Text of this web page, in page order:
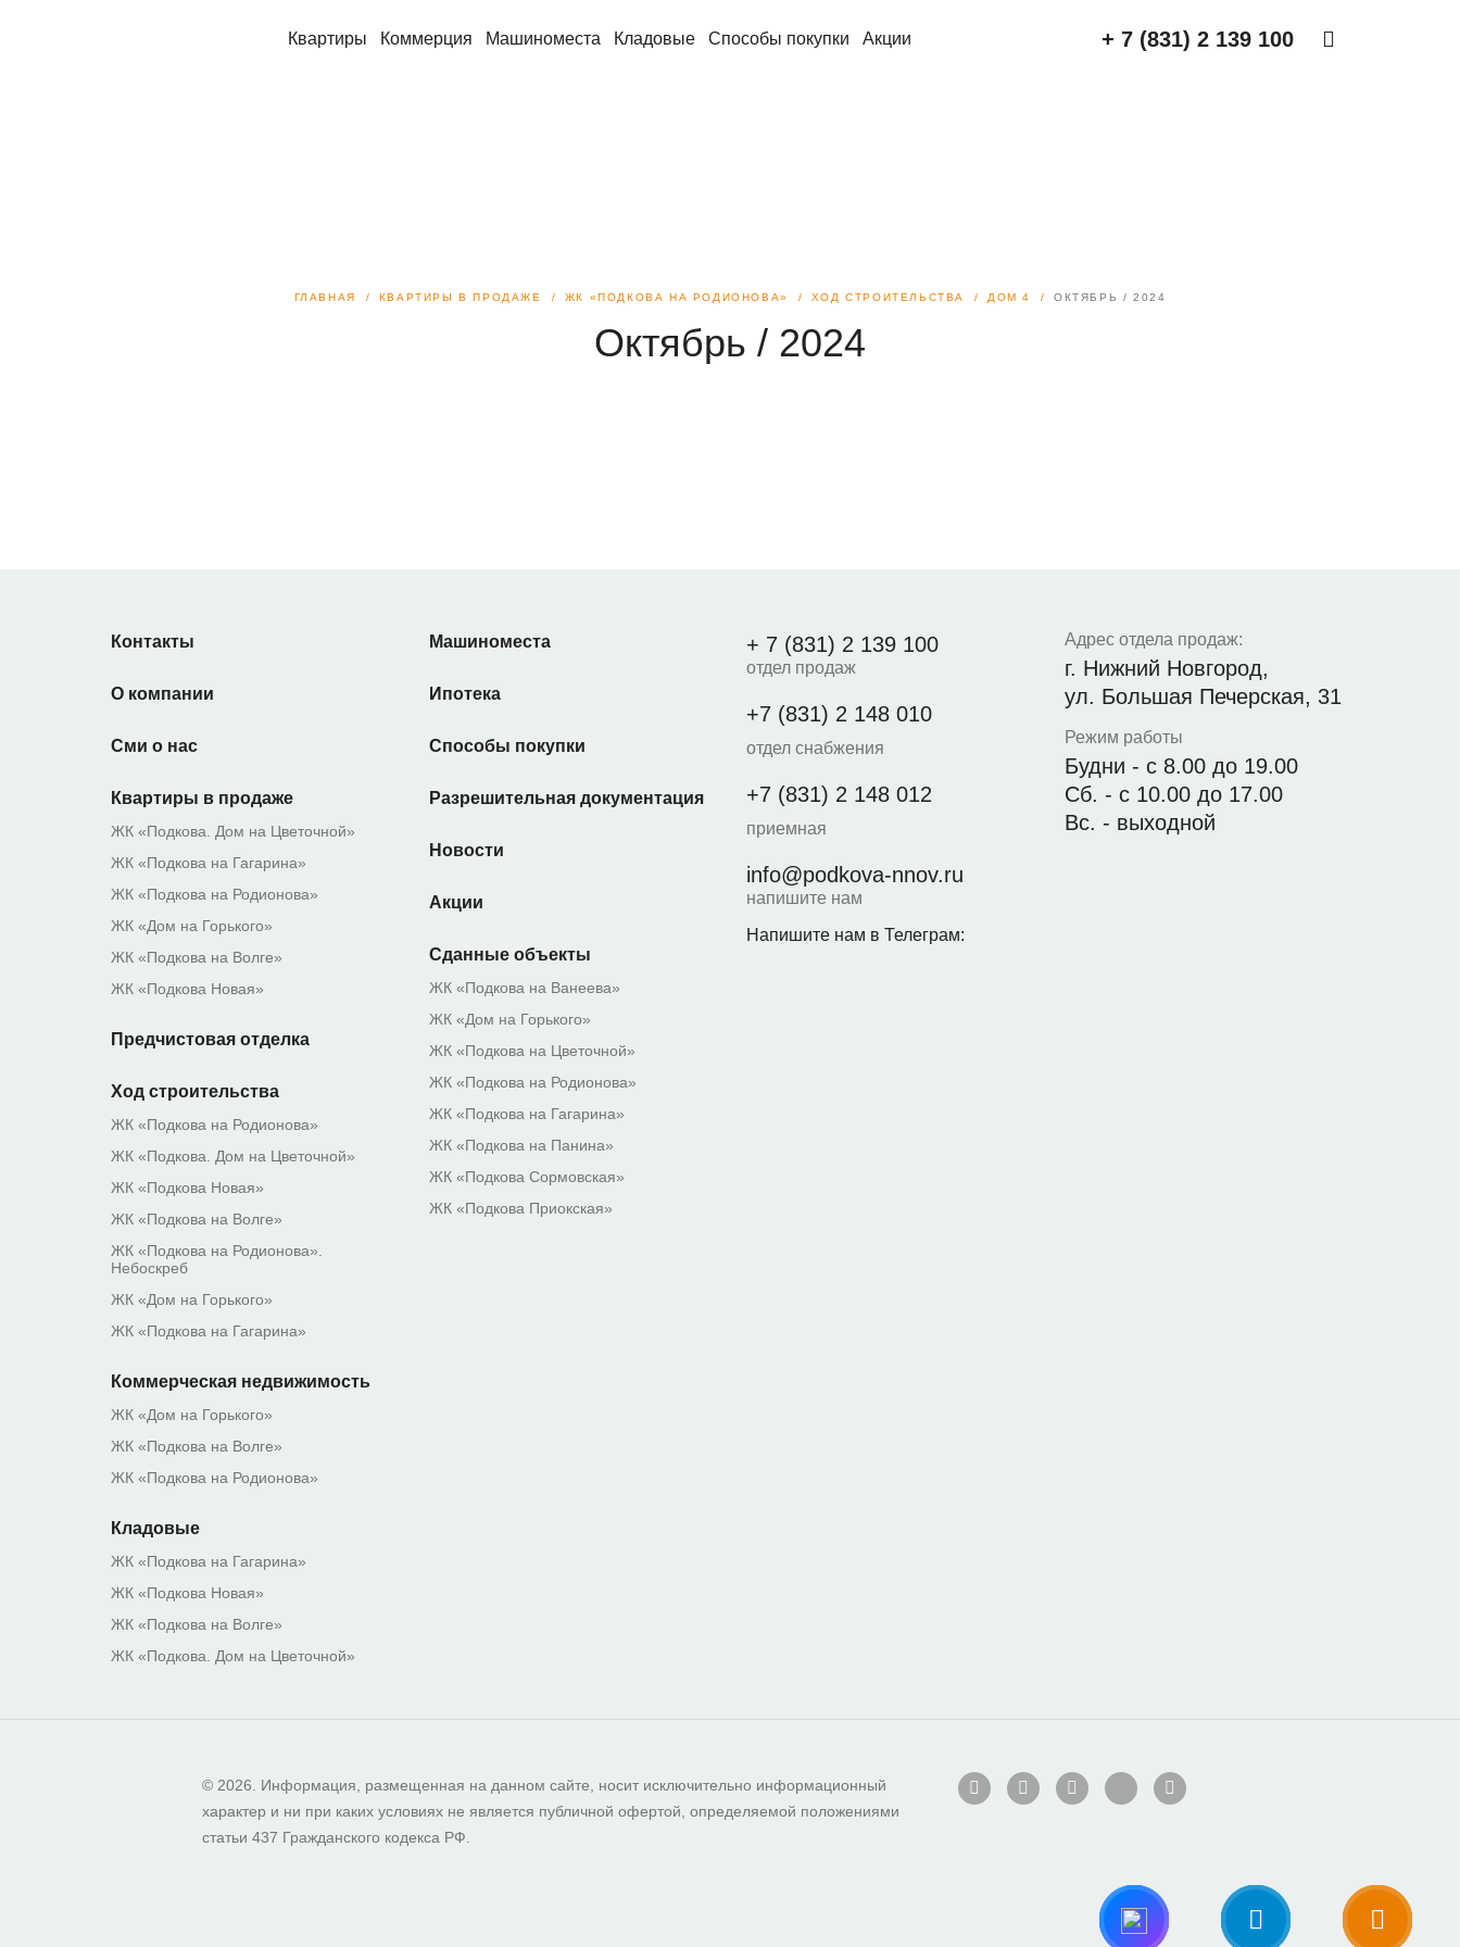
Квартиры Коммерция Машиноместа Кладовые Способы покупки Акции + 7 (831) 2 139 100
ГЛАВНАЯ КВАРТИРЫ В ПРОДАЖЕ ЖК «ПОДКОВА НА РОДИОНОВА» ХОД СТРОИТЕЛЬСТВА ДОМ 4 ОКТЯБРЬ / 2024
Октябрь / 2024
Контакты
О компании
Сми о нас
Квартиры в продаже
ЖК «Подкова. Дом на Цветочной»
ЖК «Подкова на Гагарина»
ЖК «Подкова на Родионова»
ЖК «Дом на Горького»
ЖК «Подкова на Волге»
ЖК «Подкова Новая»
Предчистовая отделка
Ход строительства
ЖК «Подкова на Родионова»
ЖК «Подкова. Дом на Цветочной»
ЖК «Подкова Новая»
ЖК «Подкова на Волге»
ЖК «Подкова на Родионова».
Небоскреб
ЖК «Дом на Горького»
ЖК «Подкова на Гагарина»
Коммерческая недвижимость
ЖК «Дом на Горького»
ЖК «Подкова на Волге»
ЖК «Подкова на Родионова»
Кладовые
ЖК «Подкова на Гагарина»
ЖК «Подкова Новая»
ЖК «Подкова на Волге»
ЖК «Подкова. Дом на Цветочной»
Машиноместа
Ипотека
Способы покупки
Разрешительная документация
Новости
Акции
Сданные объекты
ЖК «Подкова на Ванеева»
ЖК «Дом на Горького»
ЖК «Подкова на Цветочной»
ЖК «Подкова на Родионова»
ЖК «Подкова на Гагарина»
ЖК «Подкова на Панина»
ЖК «Подкова Сормовская»
ЖК «Подкова Приокская»
+ 7 (831) 2 139 100
отдел продаж
+7 (831) 2 148 010
отдел снабжения
+7 (831) 2 148 012
приемная
info@podkova-nnov.ru
напишите нам
Напишите нам в Телеграм:
Адрес отдела продаж:
г. Нижний Новгород,
ул. Большая Печерская, 31
Режим работы
Будни - с 8.00 до 19.00
Сб. - с 10.00 до 17.00
Вс. - выходной
© 2026. Информация, размещенная на данном сайте, носит исключительно информационный
характер и ни при каких условиях не является публичной офертой, определяемой положениями
статьи 437 Гражданского кодекса РФ.